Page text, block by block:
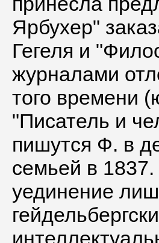
Ярбухер"
Гегеля и
журналами
того времени
"Писатель и
пишутся Ф. в
семьей в
уединение